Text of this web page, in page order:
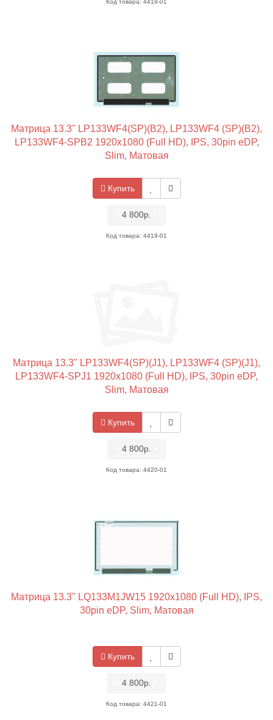
Код товара: 4418-01
Матрица 13.3" LP133WF4(SP)(B2), LP133WF4 (SP)(B2),
LP133WF4-SPB2 1920x1080 (Full HD), IPS, 30pin eDP,
Slim, Матовая
Купить
4 800р.
Код товара: 4419-01
Матрица 13.3" LP133WF4(SP)(J1), LP133WF4 (SP)(J1),
LP133WF4-SPJ1 1920x1080 (Full HD), IPS, 30pin eDP,
Slim, Матовая
Купить
4 800р.
Код товара: 4420-01
Матрица 13.3" LQ133M1JW15 1920x1080 (Full HD), IPS,
30pin eDP, Slim, Матовая
Купить
4 800р.
Код товара: 4421-01